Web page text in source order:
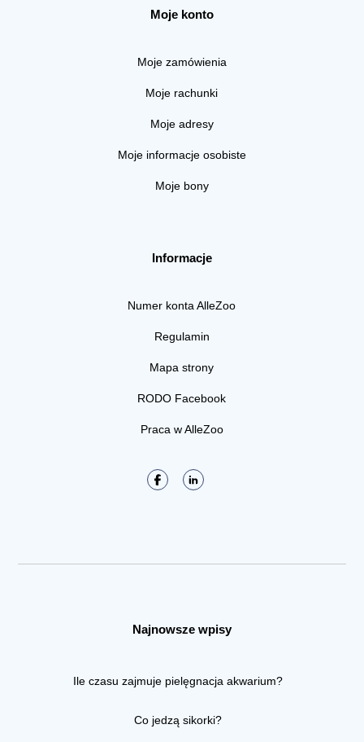
Moje konto
Moje zamówienia
Moje rachunki
Moje adresy
Moje informacje osobiste
Moje bony
Informacje
Numer konta AlleZoo
Regulamin
Mapa strony
RODO Facebook
Praca w AlleZoo
Najnowsze wpisy
Ile czasu zajmuje pielęgnacja akwarium?
Co jedzą sikorki?